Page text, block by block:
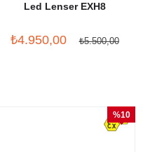
Led Lenser EXH8
₺4.950,00 ₺5.500,00
%10
İndirim